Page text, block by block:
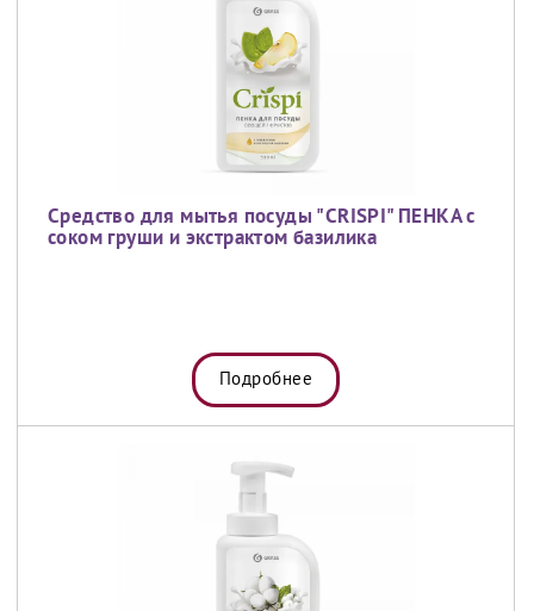
Средство для мытья посуды "CRISPI" ПЕНКА с
соком груши и экстрактом базилика
Подробнее